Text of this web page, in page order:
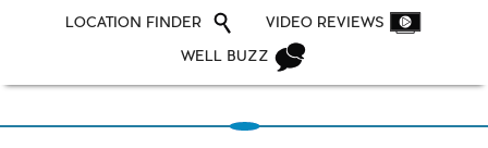
LOCATION FINDER VIDEO REVIEWS
WELL BUZZ